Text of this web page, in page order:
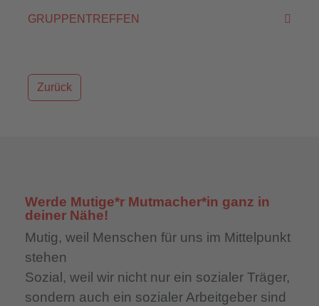
GRUPPENTREFFEN
Zurück
Werde Mutige*r Mutmacher*in ganz in
deiner Nähe!
Mutig, weil Menschen für uns im Mittelpunkt
stehen
Sozial, weil wir nicht nur ein sozialer Träger,
sondern auch ein sozialer Arbeitgeber sind